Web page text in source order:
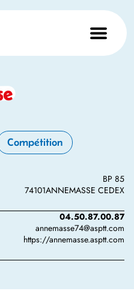
Compétition
BP 85
74101ANNEMASSE CEDEX
04.50.87.00.87
annemasse74@asptt.com
https://annemasse.asptt.com